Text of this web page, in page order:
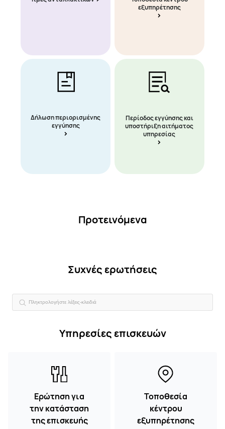
εξυπηρέτησης
Δήλωση περιορισμένης
εγγύησης
Περίοδος εγγύησης και
υποστήριξη αιτήματος
υπηρεσίας
Προτεινόμενα
Συχνές ερωτήσεις
Υπηρεσίες επισκευών
Ερώτηση για
την κατάσταση
της επισκευής
Τοποθεσία
κέντρου
εξυπηρέτησης